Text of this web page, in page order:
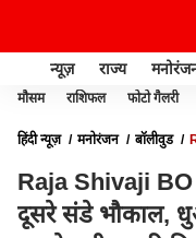
न्यूज़ राज्य
मौसम राशिफल फोटो गैलरी
हिंदी न्यूज़ मनोरंजन बॉलीवुड
Raja Shivaji BO
दूसरे संडे भौकाल,